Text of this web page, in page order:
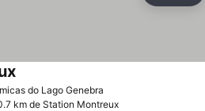
do Lago Genebra
km de Station Montreux